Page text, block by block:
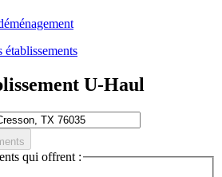
établissements
U-Haul
qui offrent :